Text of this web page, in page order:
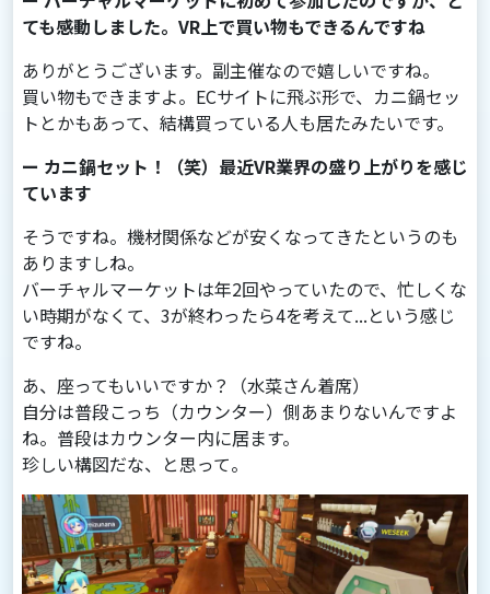
ても感動しました。VR上で買い物もできるんですね
ありがとうございます。副主催なので嬉しいですね。
買い物もできますよ。ECサイトに⾶ぶ形で、カニ鍋セッ
トとかもあって、結構買っている⼈も居たみたいです。
ー カニ鍋セット！（笑）最近VR業界の盛り上がりを感じ
ています
そうですね。機材関係などが安くなってきたというのも
ありますしね。
バーチャルマーケットは年2回やっていたので、忙しくな
い時期がなくて、3が終わったら4を考えて...という感じ
ですね。
あ、座ってもいいですか？（水菜さん着席）
自分は普段こっち（カウンター）側あまりないんですよ
ね。普段はカウンター内に居ます。
珍しい構図だな、と思って。